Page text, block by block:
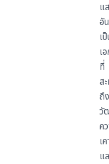
แ
อัน
เ
เ
ที่
ส
ถึง
วั
ค
เ
แ